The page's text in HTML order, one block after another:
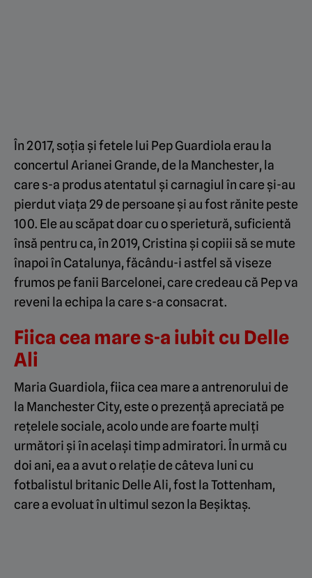
În 2017, soția și fetele lui Pep Guardiola erau la
concertul Arianei Grande, de la Manchester, la
care s-a produs atentatul și carnagiul în care și-au
pierdut viața 29 de persoane și au fost rănite peste
100. Ele au scăpat doar cu o sperietură, suficientă
însă pentru ca, în 2019, Cristina și copiii să se mute
înapoi în Catalunya, făcându-i astfel să viseze
frumos pe fanii Barcelonei, care credeau că Pep va
reveni la echipa la care s-a consacrat.
Fiica cea mare s-a iubit cu Delle
Ali
Maria Guardiola, fiica cea mare a antrenorului de
la Manchester City, este o prezență apreciată pe
rețelele sociale, acolo unde are foarte mulți
următori și în același timp admiratori. În urmă cu
doi ani, ea a avut o relație de câteva luni cu
fotbalistul britanic Delle Ali, fost la Tottenham,
care a evoluat în ultimul sezon la Beșiktaș.